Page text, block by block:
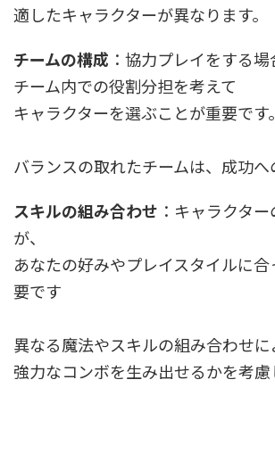
適したキャラクターが異なります。
チームの構成 ：協力プレイをする場
チーム内での役割分担を考えて
キャラクターを選ぶことが重要です。
バランスの取れたチームは、成功
スキルの組み合わせ ：キャラクタ
が、
あなたの好みやプレイスタイルに
要です
異なる魔法やスキルの組み合わせに
強力なコンボを生み出せるかを考慮